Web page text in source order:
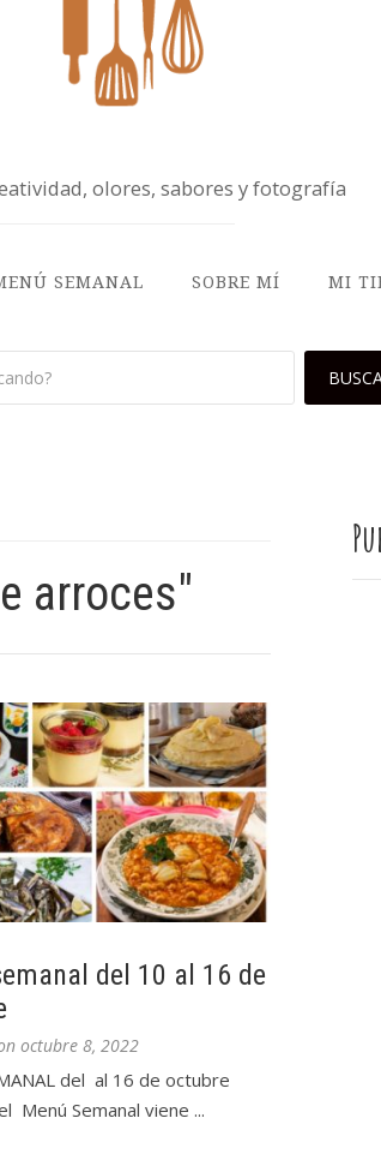
olores, sabores y fotografía
SEMANAL SOBRE MÍ MI
arroces"
del 10 al 16 de
octubre 8, 2022
del al 16 de octubre
Menú Semanal viene ...